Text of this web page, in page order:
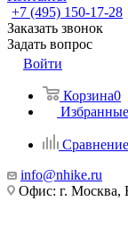
+7 (495) 150-17-28
Заказать звонок
Задать вопрос
Войти
Корзина0
info@nhike.ru
Офис: г. Москва,